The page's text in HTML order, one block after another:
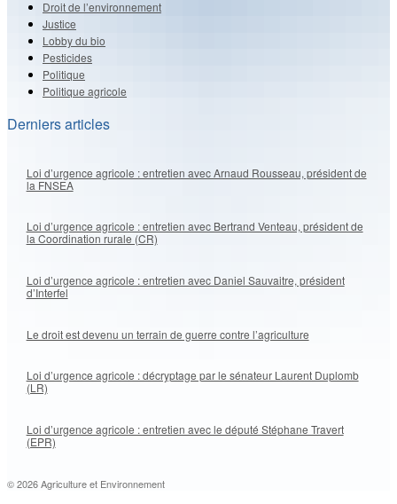
Droit de l’environnement
Justice
Lobby du bio
Pesticides
Politique
Politique agricole
Derniers articles
Loi d’urgence agricole : entretien avec Arnaud Rousseau, président de
la FNSEA
Loi d’urgence agricole : entretien avec Bertrand Venteau, président de
la Coordination rurale (CR)
Loi d’urgence agricole : entretien avec Daniel Sauvaitre, président
d’Interfel
Le droit est devenu un terrain de guerre contre l’agriculture
Loi d’urgence agricole : décryptage par le sénateur Laurent Duplomb
(LR)
Loi d’urgence agricole : entretien avec le député Stéphane Travert
(EPR)
© 2026 Agriculture et Environnement